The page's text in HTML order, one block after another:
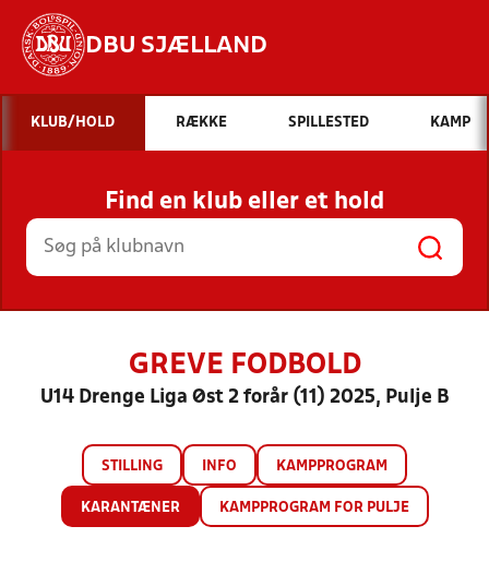
DBU SJÆLLAND
Hvad vil du søge efter?
INDHOLD OG NYHEDER
STILLINGER, RESULTATER, KLUBBER OG
HOLD
KLUB/HOLD RÆKKE SPILLESTED KAMP
Find en klub eller et hold
GREVE FODBOLD
U14 Drenge Liga Øst 2 forår (11) 2025, Pulje B
STILLING INFO KAMPPROGRAM
KARANTÆNER KAMPPROGRAM FOR PULJE